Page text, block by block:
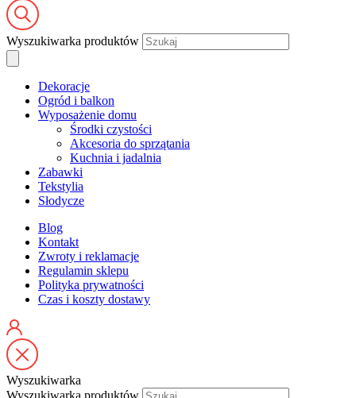
Wyszukiwarka produktów
Dekoracje
Ogród i balkon
Wyposażenie domu
Środki czystości
Akcesoria do sprzątania
Kuchnia i jadalnia
Zabawki
Tekstylia
Słodycze
Blog
Kontakt
Zwroty i reklamacje
Regulamin sklepu
Polityka prywatności
Czas i koszty dostawy
Wyszukiwarka
Wyszukiwarka produktów